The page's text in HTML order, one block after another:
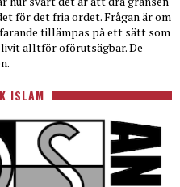
för det fria ordet. Frågan är om
tillämpas på ett sätt som
alltför oförutsägbar. De
ISLAM